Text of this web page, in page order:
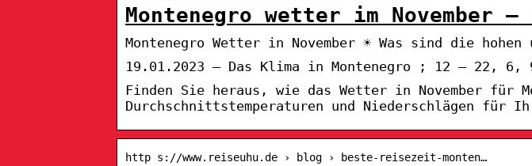
Montenegro wetter im November
Montenegro Wetter in November ☀️ Was sind die
19.01.2023 — Das Klima in Montenegro ; 12 – 22,
Finden Sie heraus, wie das Wetter in November für
Durchschnittstemperaturen und Niederschlägen für
http s://www.reiseuhu.de › blog › beste-reisezeit-monten…